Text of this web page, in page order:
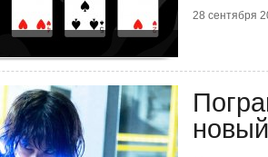
28 сентября